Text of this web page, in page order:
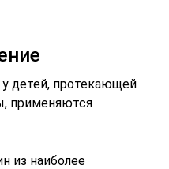
детей, протекающей
применяются
из наиболее